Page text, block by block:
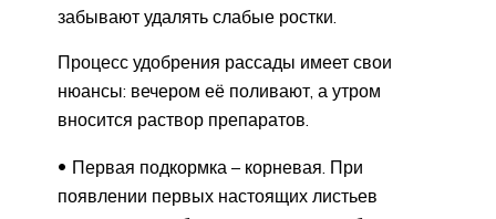
забывают удалять слабые ростки.
Процесс удобрения рассады имеет свои
нюансы: вечером её поливают, а утром
вносится раствор препаратов.
Первая подкормка – корневая. При
появлении первых настоящих листьев